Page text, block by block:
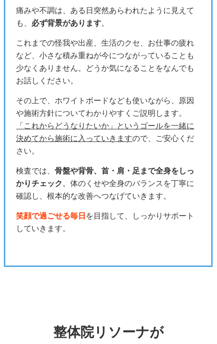
痛みや不調は、ある日突然あらわれたように見えて
も、 必ず背景があります。
これまでの怪我や出産、生活のクセ、お仕事の疲れ
など、小さな積み重ねが今につながっていることも
少なくありません。どうか気になることをなんでも
お話しください。
その上で、ホワイトボードなども使いながら、原因
や施術方針についてわかりやすくご説明します。
「これからどうなりたいか」というゴールを一緒に
決めてから施術に入っていきますので、ご安心くだ
さい。
検査では、骨盤や背骨、首・肩・足まで全身をしっ
かりチェック 。体のくせや全身のバランスを丁寧に
確認し、根本的な改善へつなげていきます。
笑顔で過ごせる毎日 を目指して、しっかりサポート
していきます。
整体院リソーナが